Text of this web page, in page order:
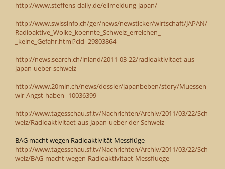
http://www.steffens-daily.de/eilmeldung-japan/
http://www.swissinfo.ch/ger/news/newsticker/wirtschaft/JAPAN/
Radioaktive_Wolke_koennte_Schweiz_erreichen_-
_keine_Gefahr.html?cid=29803864
http://news.search.ch/inland/2011-03-22/radioaktivitaet-aus-
japan-ueber-schweiz
http://www.20min.ch/news/dossier/japanbeben/story/Muessen-
wir-Angst-haben--10036399
http://www.tagesschau.sf.tv/Nachrichten/Archiv/2011/03/22/Sch
weiz/Radioaktivitaet-aus-Japan-ueber-der-Schweiz
BAG macht wegen Radioaktivität Messflüge
http://www.tagesschau.sf.tv/Nachrichten/Archiv/2011/03/22/Sch
weiz/BAG-macht-wegen-Radioaktivitaet-Messfluege